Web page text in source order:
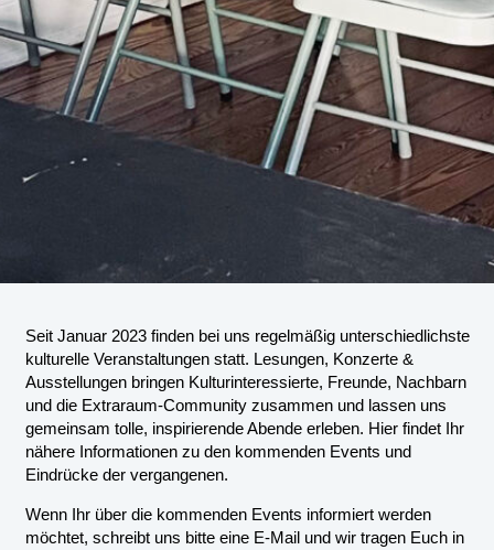
Seit Januar 2023 finden bei uns regelmäßig unterschiedlichste
kulturelle Veranstaltungen statt. Lesungen, Konzerte &
Ausstellungen bringen Kulturinteressierte, Freunde, Nachbarn
und die Extraraum-Community zusammen und lassen uns
gemeinsam tolle, inspirierende Abende erleben. Hier findet Ihr
nähere Informationen zu den kommenden Events und
Eindrücke der vergangenen.
Wenn Ihr über die kommenden Events informiert werden
möchtet, schreibt uns bitte eine E-Mail und wir tragen Euch in